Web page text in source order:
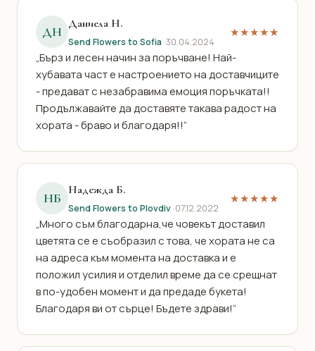
ДН
Даниела Н.
Send Flowers to Sofia ·30.04.2024
★★★★★
„Бърз и лесен начин за поръчване! Най-
хубавата част е настроението на доставчиците
- предават с незабравима емоция поръчката!!
Продължавайте да доставяте такава радост на
хората - браво и благодаря!!“
НБ
Надежда Б.
Send Flowers to Plovdiv ·07.12.2022
★★★★★
„Много съм благодарна,че човекът доставил
цветята се е съобразил с това, че хората не са
на адреса към момента на доставка и е
положил усилия и отделил време да се срещнат
в по-удобен момент и да предаде букета!
Благодаря ви от сърце! Бъдете здрави!“